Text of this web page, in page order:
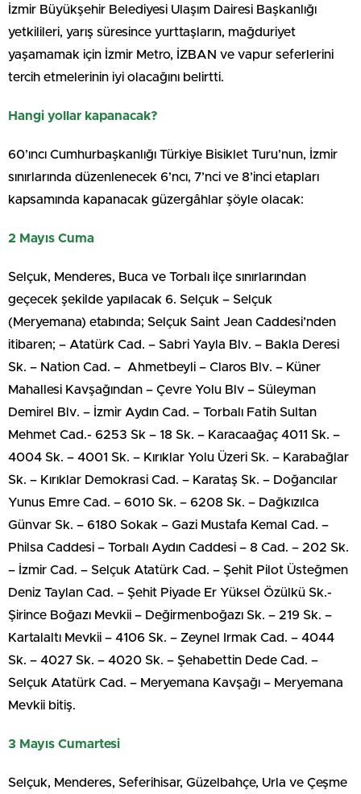
İzmir Büyükşehir Belediyesi Ulaşım Dairesi Başkanlığı
yetkilileri, yarış süresince yurttaşların, mağduriyet
yaşamamak için İzmir Metro, İZBAN ve vapur seferlerini
tercih etmelerinin iyi olacağını belirtti.
Hangi yollar kapanacak?
60’ıncı Cumhurbaşkanlığı Türkiye Bisiklet Turu’nun, İzmir
sınırlarında düzenlenecek 6’ncı, 7’nci ve 8’inci etapları
kapsamında kapanacak güzergâhlar şöyle olacak:
2 Mayıs Cuma
Selçuk, Menderes, Buca ve Torbalı ilçe sınırlarından
geçecek şekilde yapılacak 6. Selçuk – Selçuk
(Meryemana) etabında; Selçuk Saint Jean Caddesi’nden
itibaren; – Atatürk Cad. – Sabri Yayla Blv. – Bakla Deresi
Sk. – Nation Cad. – Ahmetbeyli – Claros Blv. – Küner
Mahallesi Kavşağından – Çevre Yolu Blv – Süleyman
Demirel Blv. – İzmir Aydın Cad. – Torbalı Fatih Sultan
Mehmet Cad.- 6253 Sk – 18 Sk. – Karacaağaç 4011 Sk. –
4004 Sk. – 4001 Sk. – Kırıklar Yolu Üzeri Sk. – Karabağlar
Sk. – Kırıklar Demokrasi Cad. – Karataş Sk. – Doğancılar
Yunus Emre Cad. – 6010 Sk. – 6208 Sk. – Dağkızılca
Günvar Sk. – 6180 Sokak – Gazi Mustafa Kemal Cad. –
Philsa Caddesi – Torbalı Aydın Caddesi – 8 Cad. – 202 Sk.
– İzmir Cad. – Selçuk Atatürk Cad. – Şehit Pilot Üsteğmen
Deniz Taylan Cad. – Şehit Piyade Er Yüksel Özülkü Sk.-
Şirince Boğazı Mevkii – Değirmenboğazı Sk. – 219 Sk. –
Kartalaltı Mevkii – 4106 Sk. – Zeynel Irmak Cad. – 4044
Sk. – 4027 Sk. – 4020 Sk. – Şehabettin Dede Cad. –
Selçuk Atatürk Cad. – Meryemana Kavşağı – Meryemana
Mevkii bitiş.
3 Mayıs Cumartesi
Selçuk, Menderes, Seferihisar, Güzelbahçe, Urla ve Çeşme